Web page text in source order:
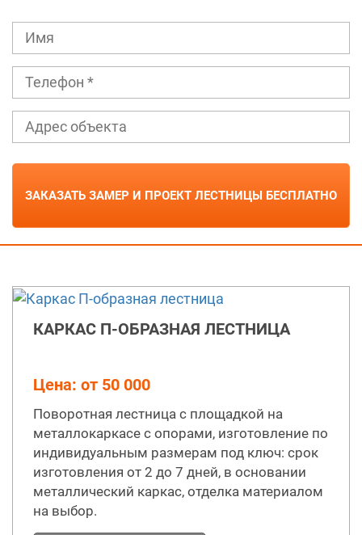
КАРКАС П-ОБРАЗНАЯ ЛЕСТНИЦА
Цена: от 50 000
Поворотная лестница с площадкой на
металлокаркасе с опорами, изготовление по
индивидуальным размерам под ключ: срок
изготовления от 2 до 7 дней, в основании
металлический каркас, отделка материалом
на выбор.